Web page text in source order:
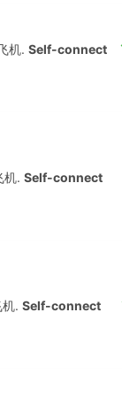
机. Self-connect
机. Self-connect
. Self-connect